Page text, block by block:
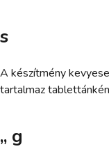
s
A készítmény
tartalmaz
„ g